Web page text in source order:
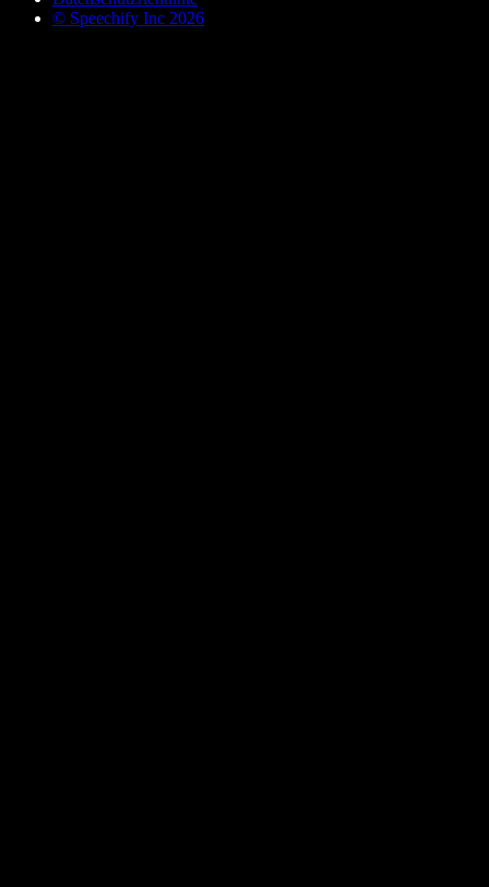
© Speechify Inc 2026